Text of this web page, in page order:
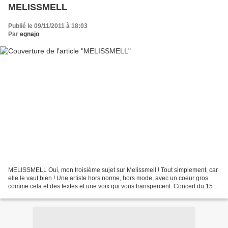
MELISSMELL
Publié le 09/11/2011 à 18:03
Par egnajo
MELISSMELL Oui, mon troisième sujet sur Melissmell ! Tout simplement, car
elle le vaut bien ! Une artiste hors norme, hors mode, avec un coeur gros
comme cela et des textes et une voix qui vous transpercent. Concert du 15